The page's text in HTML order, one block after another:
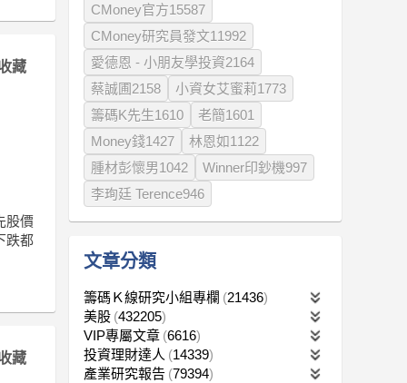
藏
股價
跌都
藏
CMoney官方15587
CMoney研究員發文11992
愛德恩 - 小朋友學投資2164
蔡誠圃2158
小資女艾蜜莉1773
籌碼K先生1610
老簡1601
Money錢1427
林恩如1122
腫材彭懷男1042
Winner印鈔機997
李珣廷 Terence946
文章分類
籌碼Ｋ線研究小組專欄
21436
美股 432205
VIP專屬文章 6616
投資理財達人
14339
產業研究報告 79394